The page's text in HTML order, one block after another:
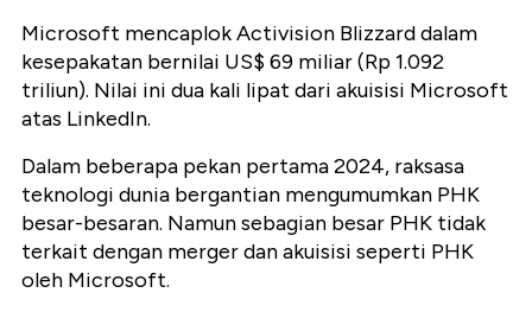
Microsoft mencaplok Activision Blizzard dalam
kesepakatan bernilai US$ 69 miliar (Rp 1.092
triliun). Nilai ini dua kali lipat dari akuisisi Microsoft
atas LinkedIn.
Dalam beberapa pekan pertama 2024, raksasa
teknologi dunia bergantian mengumumkan PHK
besar-besaran. Namun sebagian besar PHK tidak
terkait dengan merger dan akuisisi seperti PHK
oleh Microsoft.